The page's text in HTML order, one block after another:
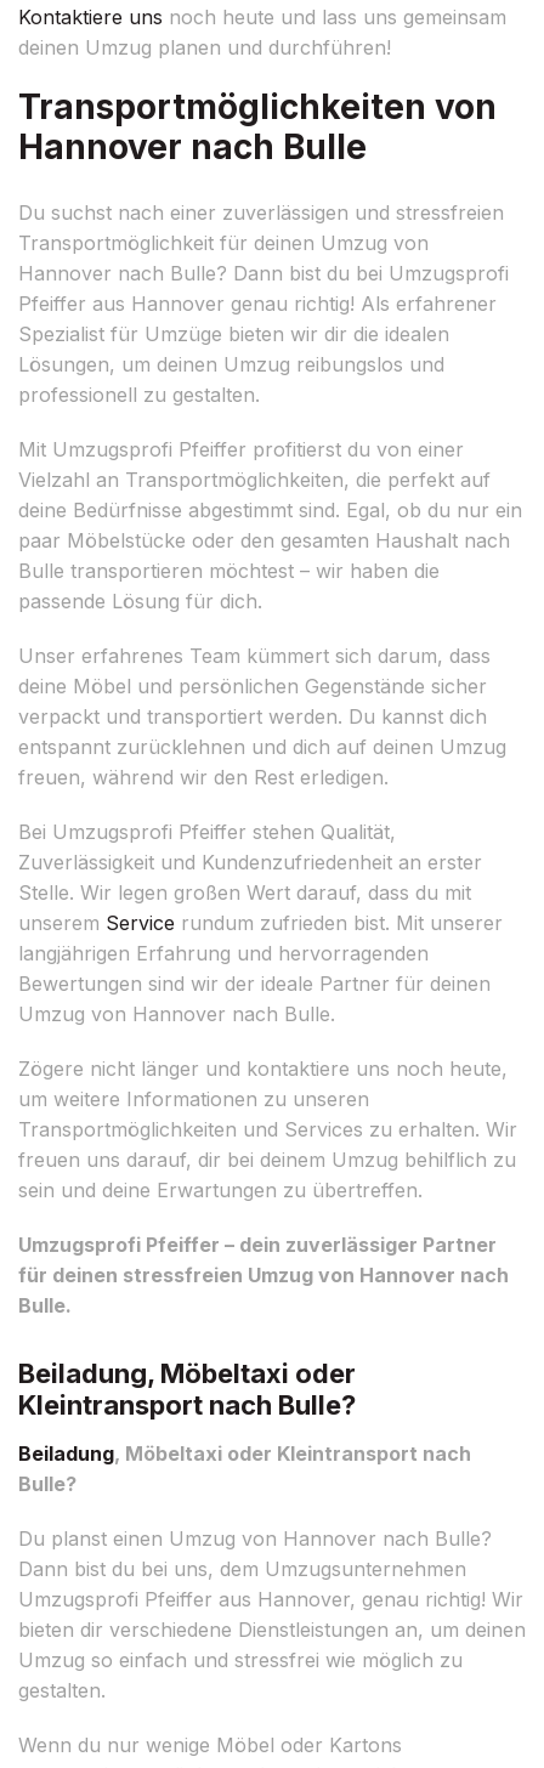
Kontaktiere uns noch heute und lass uns gemeinsam
deinen Umzug planen und durchführen!
Transportmöglichkeiten von
Hannover nach Bulle
Du suchst nach einer zuverlässigen und stressfreien
Transportmöglichkeit für deinen Umzug von
Hannover nach Bulle? Dann bist du bei Umzugsprofi
Pfeiffer aus Hannover genau richtig! Als erfahrener
Spezialist für Umzüge bieten wir dir die idealen
Lösungen, um deinen Umzug reibungslos und
professionell zu gestalten.
Mit Umzugsprofi Pfeiffer profitierst du von einer
Vielzahl an Transportmöglichkeiten, die perfekt auf
deine Bedürfnisse abgestimmt sind. Egal, ob du nur ein
paar Möbelstücke oder den gesamten Haushalt nach
Bulle transportieren möchtest – wir haben die
passende Lösung für dich.
Unser erfahrenes Team kümmert sich darum, dass
deine Möbel und persönlichen Gegenstände sicher
verpackt und transportiert werden. Du kannst dich
entspannt zurücklehnen und dich auf deinen Umzug
freuen, während wir den Rest erledigen.
Bei Umzugsprofi Pfeiffer stehen Qualität,
Zuverlässigkeit und Kundenzufriedenheit an erster
Stelle. Wir legen großen Wert darauf, dass du mit
unserem Service rundum zufrieden bist. Mit unserer
langjährigen Erfahrung und hervorragenden
Bewertungen sind wir der ideale Partner für deinen
Umzug von Hannover nach Bulle.
Zögere nicht länger und kontaktiere uns noch heute,
um weitere Informationen zu unseren
Transportmöglichkeiten und Services zu erhalten. Wir
freuen uns darauf, dir bei deinem Umzug behilflich zu
sein und deine Erwartungen zu übertreffen.
Umzugsprofi Pfeiffer – dein zuverlässiger Partner
für deinen stressfreien Umzug von Hannover nach
Bulle.
Beiladung, Möbeltaxi oder
Kleintransport nach Bulle?
Beiladung, Möbeltaxi oder Kleintransport nach
Bulle?
Du planst einen Umzug von Hannover nach Bulle?
Dann bist du bei uns, dem Umzugsunternehmen
Umzugsprofi Pfeiffer aus Hannover, genau richtig! Wir
bieten dir verschiedene Dienstleistungen an, um deinen
Umzug so einfach und stressfrei wie möglich zu
gestalten.
Wenn du nur wenige Möbel oder Kartons